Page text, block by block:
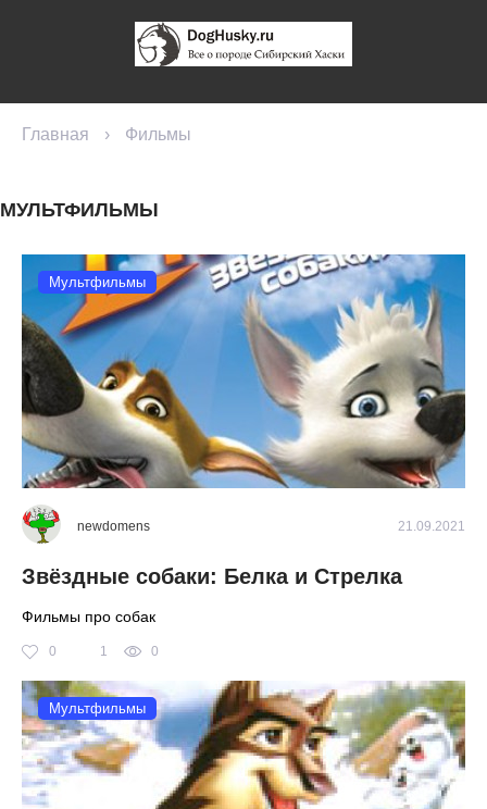
Главная › Фильмы
МУЛЬТФИЛЬМЫ
Мультфильмы
newdomens 21.09.2021
Звёздные собаки: Белка и Стрелка
Фильмы про собак
0 1 0
Мультфильмы